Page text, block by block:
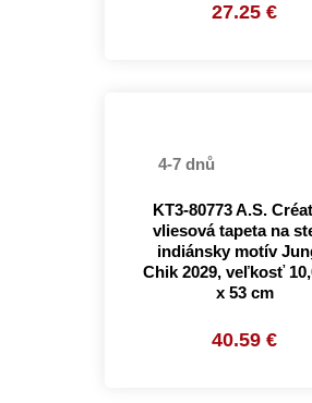
27.25 €
4-7 dnů
KT3-80773 A.S.
vliesová tapeta na
indiánsky motív
Chik 2029, veľkosť
x 53 cm
40.59 €